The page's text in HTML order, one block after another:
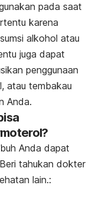
pada saat
karena
alkohol atau
juga dapat
penggunaan
atau tembakau
Anda.
Anda dapat
tahukan dokter
lain.: